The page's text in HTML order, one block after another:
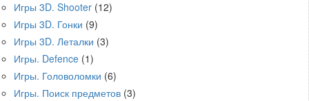
Игры 3D. Shooter (12)
Игры 3D. Гонки (9)
Игры 3D. Леталки (3)
Игры. Defence (1)
Игры. Головоломки (6)
Игры. Поиск предметов (3)